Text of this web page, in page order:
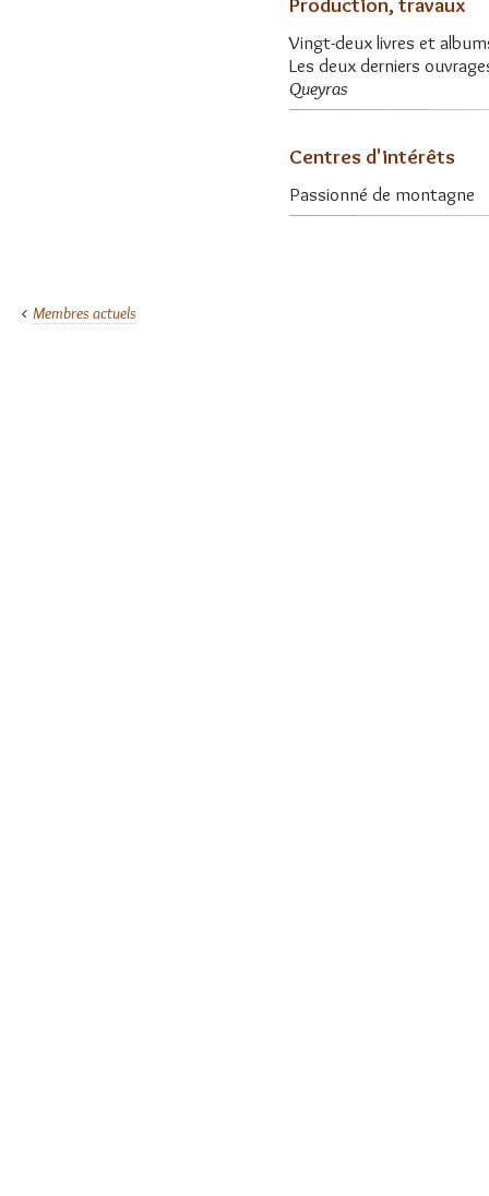
Vingt-deux livres et
Les deux derniers
Queyras
Centres d'intérêts
Passionné de montagne
Membres actuels